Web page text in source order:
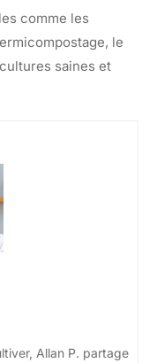
comme les
le
saines et
Allan P. partage